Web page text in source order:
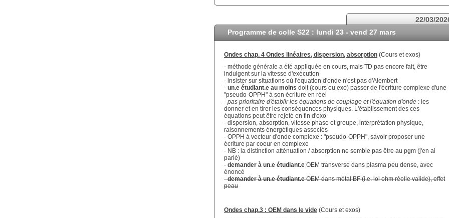
22/03/
Programme de colle S22 : lundi 23 - vend 27 mars
Ondes chap. 4 Ondes linéaires, dispersion, absorption (Cours et exos)
- méthode générale a été appliquée en cours, mais TD pas encore fait, être
indulgent sur la vitesse d'exécution
- insister sur situations où l'équation d'onde n'est pas d'Alembert
- un.e étudiant.e au moins doit (cours ou exo) passer de l'écriture complexe d'une
"pseudo-OPPH" à son écriture en réel
- pas prioritaire d'établir les équations de couplage et l'équation d'onde : les
donner et en tirer les conséquences physiques. L'établissement des ces
équations peut être rejeté en fin d'exo
- dispersion, absorption, vitesse phase et groupe, interprétation physique,
raisonnements énergétiques associés
- OPPH à vecteur d'onde complexe : "pseudo-OPPH", savoir proposer une
écriture par coeur en complexe
- NB : la distinction atténuation / absorption ne semble pas être au pgm (j'en ai
parlé)
- demander à un.e étudiant.e OEM transverse dans plasma peu dense, avec
énoncé
-demander à un.e étudiant.eOEM dans métal BF (i.e. loi ohm réelle valide), effet
peau
Ondes chap.3 : OEM dans le vide (Cours et exos)